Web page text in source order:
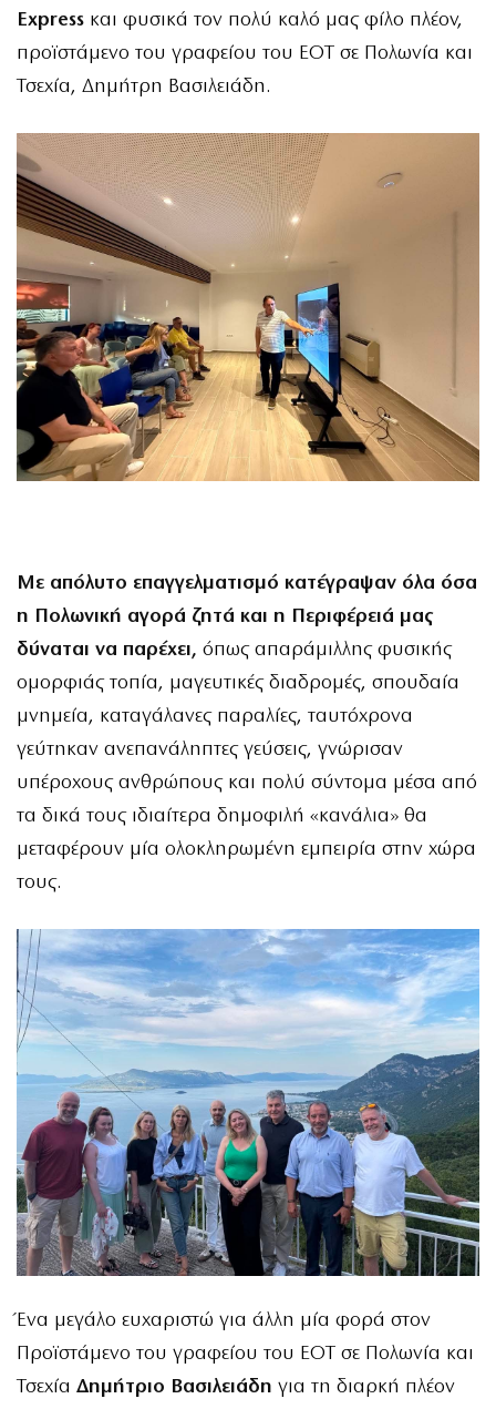
Express και φυσικά τον πολύ καλό μας φίλο πλέον,
προϊστάμενο του γραφείου του ΕΟΤ σε Πολωνία και
Τσεχία, Δημήτρη Βασιλειάδη.
Με απόλυτο επαγγελματισμό κατέγραψαν όλα όσα
η Πολωνική αγορά ζητά και η Περιφέρειά μας
δύναται να παρέχει, όπως απαράμιλλης φυσικής
ομορφιάς τοπία, μαγευτικές διαδρομές, σπουδαία
μνημεία, καταγάλανες παραλίες, ταυτόχρονα
γεύτηκαν ανεπανάληπτες γεύσεις, γνώρισαν
υπέροχους ανθρώπους και πολύ σύντομα μέσα από
τα δικά τους ιδιαίτερα δημοφιλή «κανάλια» θα
μεταφέρουν μία ολοκληρωμένη εμπειρία στην χώρα
τους.
Ένα μεγάλο ευχαριστώ για άλλη μία φορά στον
Προϊστάμενο του γραφείου του ΕΟΤ σε Πολωνία και
Τσεχία Δημήτριο Βασιλειάδη για τη διαρκή πλέον